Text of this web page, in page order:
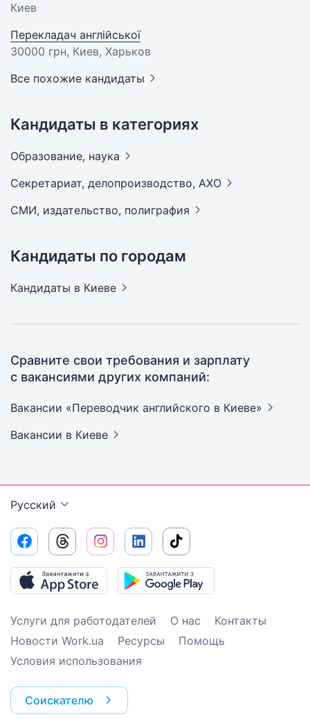
Киев
Перекладач англійської
30000 грн, Киев, Харьков
Все похожие кандидаты
Кандидаты в категориях
Образование, наука
Секретариат, делопроизводство, АХО
СМИ, издательство, полиграфия
Кандидаты по городам
Кандидаты в Киеве
Сравните свои требования и зарплату
с вакансиями других компаний:
Вакансии «Переводчик английского в Киеве»
Вакансии в Киеве
Русский
Услуги для работодателей О нас
Контакты
Новости Work.ua
Ресурсы
Помощь
Условия использования
Соискателю